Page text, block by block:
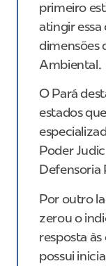
primeiro
atingir
dimensões
Ambiental.
O Pará
estados
Poder
Defensoria
Por outro
zerou o
resposta
possui